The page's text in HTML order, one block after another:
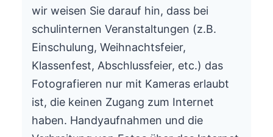
wir weisen Sie darauf hin, dass bei
schulinternen Veranstaltungen (z.B.
Einschulung, Weihnachtsfeier,
Klassenfest, Abschlussfeier, etc.) das
Fotografieren nur mit Kameras erlaubt
ist, die keinen Zugang zum Internet
haben. Handyaufnahmen und die